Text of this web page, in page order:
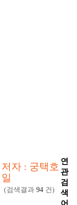
저자 : 궁택호
일
(검색결과 94 건)
연
관
검
색
어